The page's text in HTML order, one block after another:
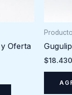
Oferta
$18.430